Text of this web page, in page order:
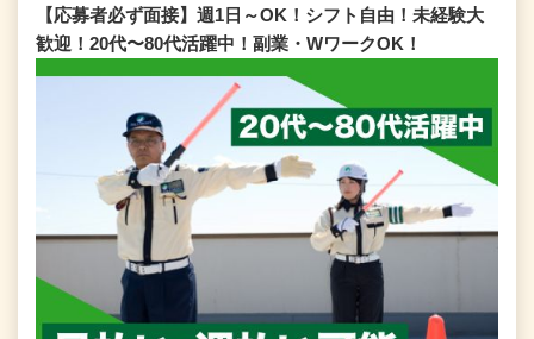
【応募者必ず面接】週1日～OK！シフト自由！未経験大
歓迎！20代〜80代活躍中！副業・WワークOK！